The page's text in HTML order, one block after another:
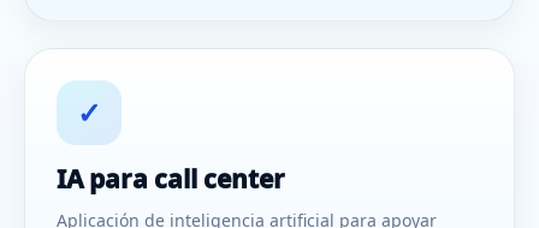
✓
IA para call center
Aplicación de inteligencia artificial para apoyar